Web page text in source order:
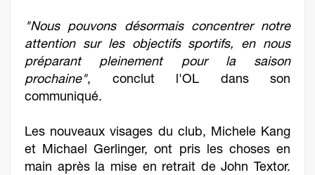
"Nous pouvons désormais concentrer notre
attention sur les objectifs sportifs, en nous
préparant pleinement pour la saison
prochaine", conclut l'OL dans son
communiqué.
Les nouveaux visages du club, Michele Kang
et Michael Gerlinger, ont pris les choses en
main après la mise en retrait de John Textor.